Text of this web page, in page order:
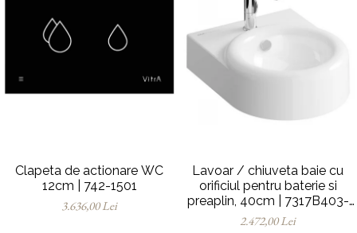
Clapeta de actionare WC
12cm | 742-1501
3.636,00 Lei
Lavoar / chiuveta baie cu
orificiul pentru baterie si
preaplin, 40cm | 7317B403-
0001
2.472,00 Lei